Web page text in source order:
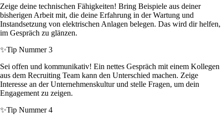
Zeige deine technischen Fähigkeiten! Bring Beispiele aus deiner
bisherigen Arbeit mit, die deine Erfahrung in der Wartung und
Instandsetzung von elektrischen Anlagen belegen. Das wird dir helfen,
im Gespräch zu glänzen.
✨Tip Nummer 3
Sei offen und kommunikativ! Ein nettes Gespräch mit einem Kollegen
aus dem Recruiting Team kann den Unterschied machen. Zeige
Interesse an der Unternehmenskultur und stelle Fragen, um dein
Engagement zu zeigen.
✨Tip Nummer 4